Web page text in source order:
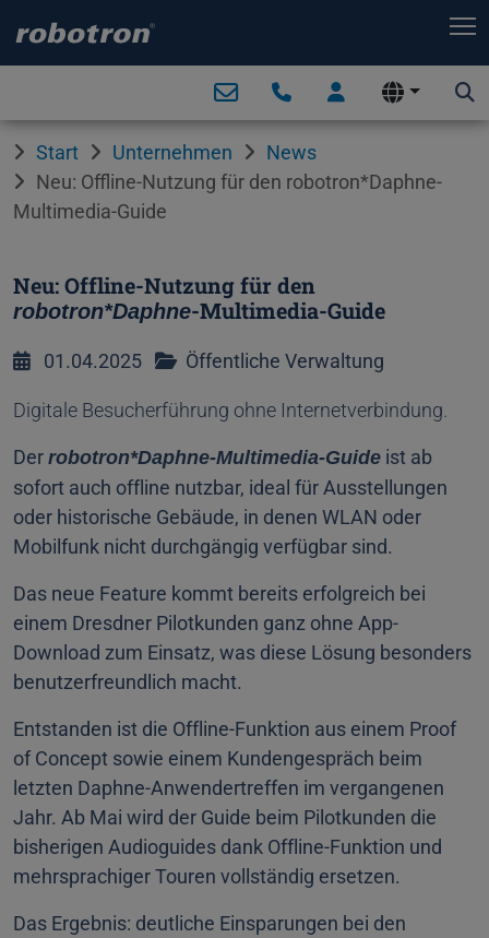
Start Unternehmen
News
Neu: Offline-Nutzung für den robotron*Daphne-
Multimedia-Guide
Neu: Offline-Nutzung für den
robotron*Daphne-Multimedia-Guide
01.04.2025 Öffentliche Verwaltung
Digitale Besucherführung ohne Internetverbindung.
Der robotron*Daphne-Multimedia-Guide ist ab
sofort auch offline nutzbar, ideal für Ausstellungen
oder historische Gebäude, in denen WLAN oder
Mobilfunk nicht durchgängig verfügbar sind.
Das neue Feature kommt bereits erfolgreich bei
einem Dresdner Pilotkunden ganz ohne App-
Download zum Einsatz, was diese Lösung besonders
benutzerfreundlich macht.
Entstanden ist die Offline-Funktion aus einem Proof
of Concept sowie einem Kundengespräch beim
letzten Daphne-Anwendertreffen im vergangenen
Jahr. Ab Mai wird der Guide beim Pilotkunden die
bisherigen Audioguides dank Offline-Funktion und
mehrsprachiger Touren vollständig ersetzen.
Das Ergebnis: deutliche Einsparungen bei den